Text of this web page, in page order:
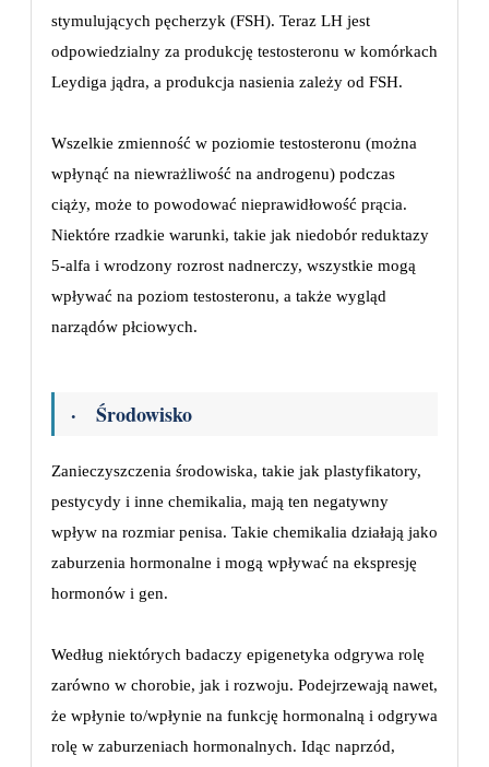
stymulujących pęcherzyk (FSH). Teraz LH jest
odpowiedzialny za produkcję testosteronu w komórkach
Leydiga jądra, a produkcja nasienia zależy od FSH.
Wszelkie zmienność w poziomie testosteronu (można
wpłynąć na niewrażliwość na androgenu) podczas
ciąży, może to powodować nieprawidłowość prącia.
Niektóre rzadkie warunki, takie jak niedobór reduktazy
5-alfa i wrodzony rozrost nadnerczy, wszystkie mogą
wpływać na poziom testosteronu, a także wygląd
narządów płciowych.
· Środowisko
Zanieczyszczenia środowiska, takie jak plastyfikatory,
pestycydy i inne chemikalia, mają ten negatywny
wpływ na rozmiar penisa. Takie chemikalia działają jako
zaburzenia hormonalne i mogą wpływać na ekspresję
hormonów i gen.
Według niektórych badaczy epigenetyka odgrywa rolę
zarówno w chorobie, jak i rozwoju. Podejrzewają nawet,
że wpłynie to/wpłynie na funkcję hormonalną i odgrywa
rolę w zaburzeniach hormonalnych. Idąc naprzód,